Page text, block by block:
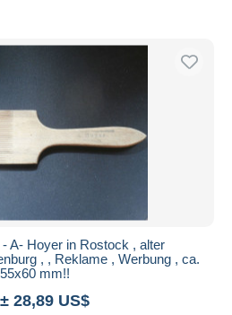
A- Hoyer in Rostock , alter
, , Reklame , Werbung , ca.
mm!!
± 28,89 US$